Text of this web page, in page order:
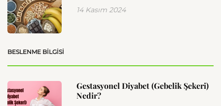
14 Kasım 2024
BESLENME BILGISI
Gestasyonel Diyabet (Gebelik Şekeri)
Nedir?